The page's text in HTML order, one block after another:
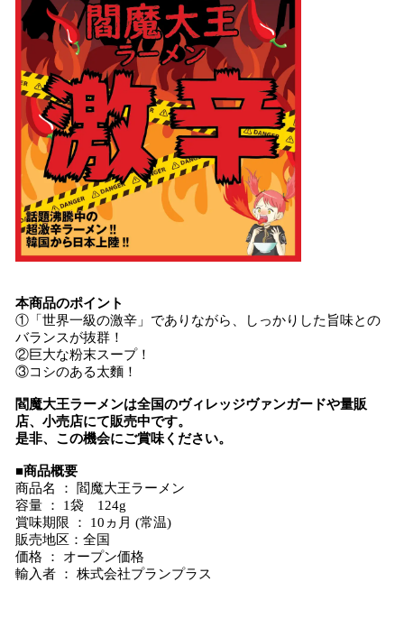
本商品のポイント
①「世界一級の激辛」でありながら、しっかりした旨味との
バランスが抜群！
②巨大な粉末スープ！
③コシのある太麵！
閻魔大王ラーメンは全国のヴィレッジヴァンガードや量販
店、小売店にて販売中です。
是非、この機会にご賞味ください。
■商品概要
商品名 ： 閻魔大王ラーメン
容量 ： 1袋 124g
賞味期限 ： 10ヵ月 (常温)
販売地区：全国
価格 ： オープン価格
輸入者 ： 株式会社プランプラス